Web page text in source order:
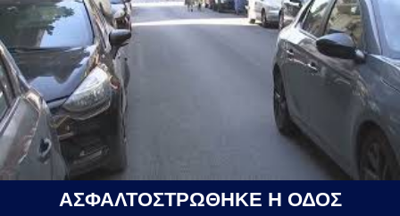
ΑΣΦΑΛΤΟΣΤΡΩΘΗΚΕ Η ΟΔΟΣ